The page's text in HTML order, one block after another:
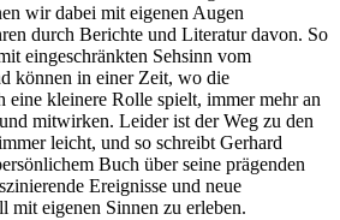
wir dabei mit eigenen Augen
durch Berichte und Literatur davon. So
eingeschränkten Sehsinn vom
können in einer Zeit, wo die
eine kleinere Rolle spielt, immer mehr an
mitwirken. Leider ist der Weg zu den
leicht, und so schreibt Gerhard
Buch über seine prägenden
Ereignisse und neue
mit eigenen Sinnen zu erleben.